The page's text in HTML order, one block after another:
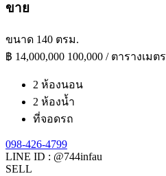
ขาย
ขนาด 140 ตรม.
฿ 14,000,000 100,000 / ตารางเมตร
2 ห้องนอน
2 ห้องน้ำ
ที่จอดรถ
098-426-4799
LINE ID : @744infau
SELL